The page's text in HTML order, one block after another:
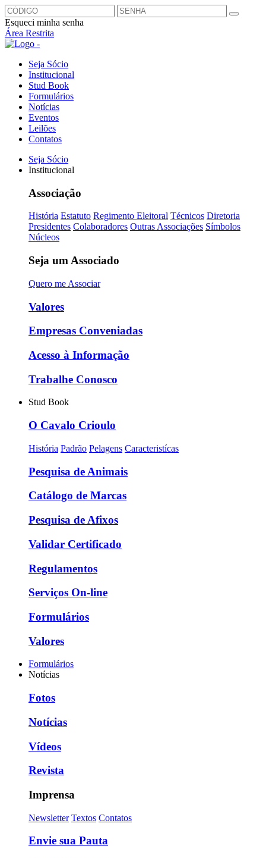
Esqueci minha senha
Área Restrita
Seja Sócio
Institucional
Stud Book
Formulários
Notícias
Eventos
Leilões
Contatos
Seja Sócio
Institucional
Associação
História Estatuto Regimento Eleitoral Técnicos Diretoria
Presidentes Colaboradores Outras Associações Símbolos
Núcleos
Seja um Associado
Quero me Associar
Valores
Empresas Conveniadas
Acesso à Informação
Trabalhe Conosco
Stud Book
O Cavalo Crioulo
História Padrão Pelagens Caracteristícas
Pesquisa de Animais
Catálogo de Marcas
Pesquisa de Afixos
Validar Certificado
Regulamentos
Serviços On-line
Formulários
Valores
Formulários
Notícias
Fotos
Notícias
Vídeos
Revista
Imprensa
Newsletter Textos Contatos
Envie sua Pauta